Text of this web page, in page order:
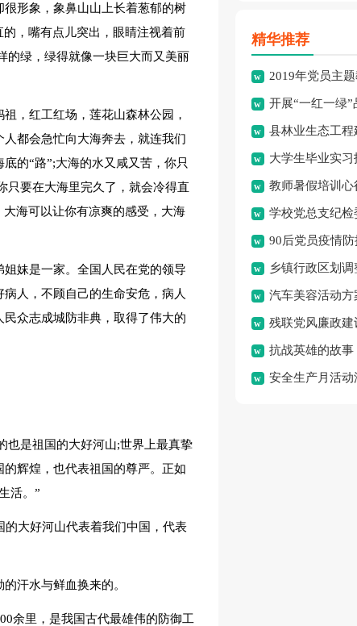
形象，象鼻山山上长着葱郁的树
，嘴有点儿突出，眼睛注视着前
的绿，绿得就像一块巨大而又美丽
，红工红场，莲花山森林公园，
都会急忙向大海奔去，就连我们
的“路”;大海的水又咸又苦，你只
只要在大海里完久了，就会冷得直
海可以让你有凉爽的感受，大海
妹是一家。全国人民在党的领导
人，不顾自己的生命安危，病人
众志成城防非典，取得了伟大的
也是祖国的大好河山;世界上最真挚
辉煌，也代表祖国的尊严。正如
活。”
大好河山代表着我们中国，代表
汗水与鲜血换来的。
余里，是我国古代最雄伟的防御工
精华推荐
2019年党员主
料[此文共2481字]
开展“一红一绿
文共326字]
县林业生态工
选多篇)[此文共
大学生毕业实
共13676字]
教师暑假培训
字] 学校党总支纪
德述廉报告[此文共
90后党员疫情
1064字]乡镇行政区划
[此文共751字]
汽车美容活动
共6058字]
残联党风廉政
案[此文共1079字]
抗战英雄的故事
字] 安全生产月活